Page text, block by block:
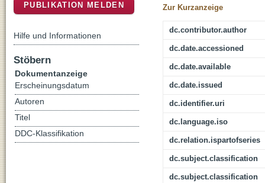
Zur Kurzanzeige
dc.contributor.author
dc.date.accessioned
dc.date.available
dc.date.issued
dc.identifier.uri
dc.language.iso
dc.relation.ispartofseries
dc.subject.classification
dc.subject.classification
PUBLIKATION MELDEN
Hilfe und Informationen
Stöbern
Dokumentanzeige
Erscheinungsdatum
Autoren
Titel
DDC-Klassifikation